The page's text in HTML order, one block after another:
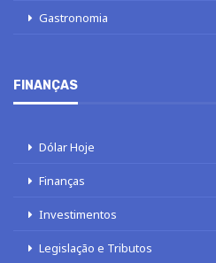
Gastronomia
FINANÇAS
Dólar Hoje
Finanças
Investimentos
Legislação e Tributos